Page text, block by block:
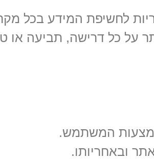
לחשיפת המידע בכל
על כל דרישה, תביעה או
המשתמש.
ובאחריותו.